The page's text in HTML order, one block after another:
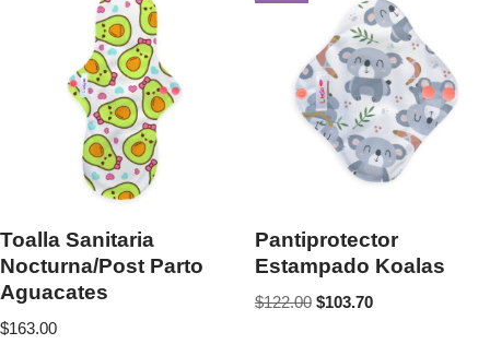
Toalla Sanitaria
Nocturna/Post Parto
Aguacates
$163.00
Pantiprotector
Estampado Koalas
$122.00 $103.70